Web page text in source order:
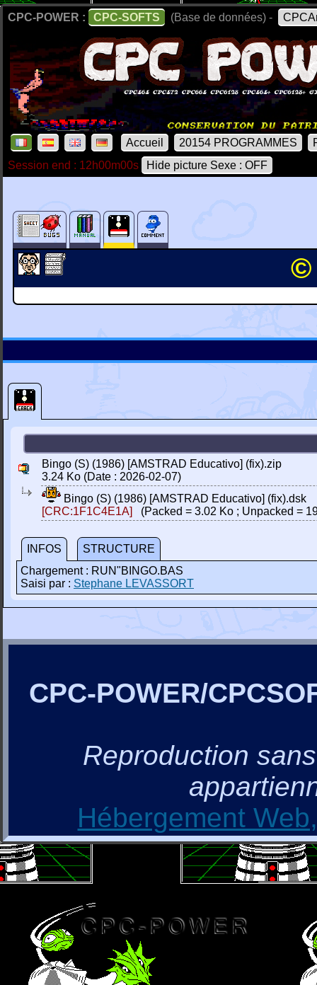
CPC-POWER : CPC-SOFTS (Base de données) -
Accueil 20154 PROGRAMMES
Session end : 12h00m00s
Hide picture Sexe : OFF
©
Bingo (S) (1986) [AMSTRAD Educativo] (fix).zip
3.24 Ko (Date : 2026-02-07)
Bingo (S) (1986) [AMSTRAD Educativo] (fix).dsk
[CRC:1F1C4E1A]
(Packed = 3.02 Ko ; Unpacked =
INFOS
STRUCTURE
Chargement : RUN"BINGO.BAS
Saisi par : Stephane LEVASSORT
CPC-POWER/
Reproduction
Hébergement